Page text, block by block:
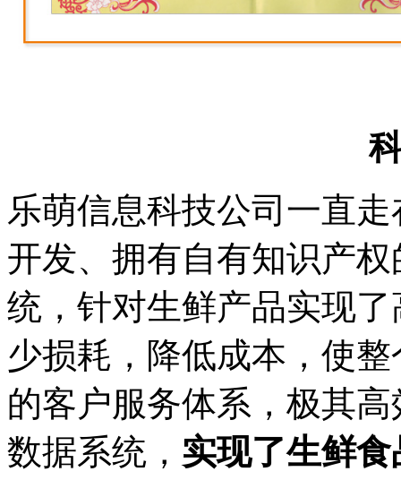
乐萌信息科技公司一直
开发、拥有自有知识产
统，针对生鲜产品实现
少损耗，降低成本，使
的客户服务体系，极其
数据系统， 实现了生鲜